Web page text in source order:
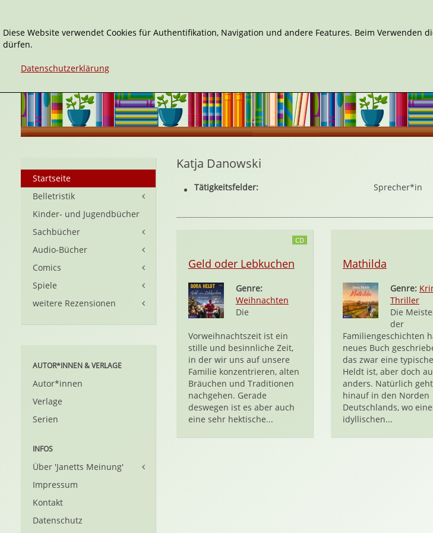
Katja Danowski
Tätigkeitsfelder: Sprecher*in
CD
Geld oder Lebkuchen
Genre:
Weihnachten
Die
Vorweihnachtszeit ist ein
stille und besinnliche Zeit,
in der wir uns auf unsere
Familie konzentrieren, alten
Bräuchen und Traditionen
nachgehen. Gerade
deswegen ist es aber auch
eine sehr hektische...
Mathilda
Genre:
Thriller
Die
der
Familiengeschichten
neues Buch
das zwar eine typische
Heldt ist, aber doch
anders. Natürlich
hinauf in den Norden
Deutschlands, wo
idyllischen...
Startseite
Belletristik
Kinder- und Jugendbücher
Sachbücher
Audio-Bücher
Comics
Spiele
weitere Rezensionen
AUTOR*INNEN & VERLAGE
Autor*innen
Verlage
Serien
INFOS
Über 'Janetts Meinung'
Impressum
Kontakt
Datenschutz
Diese Website verwendet Cookies für Authentifikation, Navigation und andere Features. Beim Verwenden
dürfen.
Datenschutzerklärung